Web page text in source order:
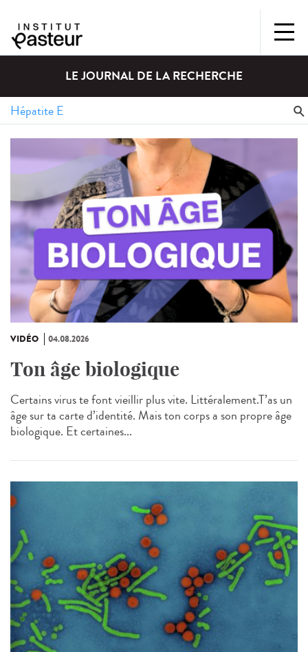
LE JOURNAL DE LA RECHERCHE
VIDÉO 04.08.2026
Ton âge biologique
Certains virus te font vieillir plus vite. Littéralement.T’as un
âge sur ta carte d’identité. Mais ton corps a son propre âge
biologique. Et certaines...